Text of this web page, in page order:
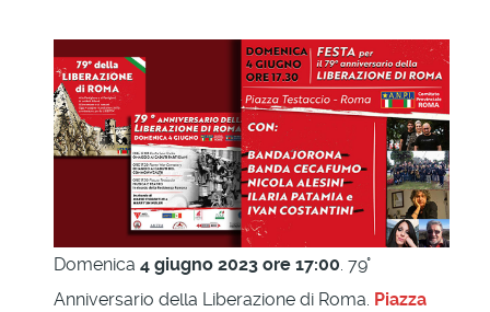
Domenica 4 giugno 2023 ore 17:00 . 79°
Anniversario della Liberazione di Roma. Piazza